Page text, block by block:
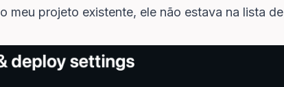
meu projeto existente, ele não estava na lista de